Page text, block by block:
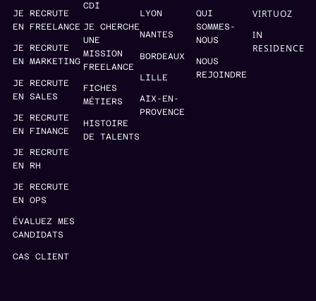
JE RECRUTE
EN FREELANCE
JE RECRUTE
EN MARKETING
JE RECRUTE
EN SALES
JE RECRUTE
EN FINANCE
JE RECRUTE
EN RH
JE RECRUTE
EN OPS
ÉVALUEZ MES
CANDIDATS
CAS CLIENT
CDI
JE CHERCHE
UNE
MISSION
FREELANCE
FICHES
MÉTIERS
HISTOIRE
DE TALENTS
LYON
NANTES
BORDEAUX
LILLE
AIX-EN-
PROVENCE
QUI
SOMMES-
NOUS
NOUS
REJOINDRE
VIRTUOZ
IN
RESIDENCE